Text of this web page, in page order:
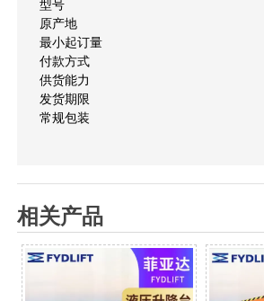
型号
原产地
最小起订量
付款方式
供货能力
发货期限
常规包装
相关产品